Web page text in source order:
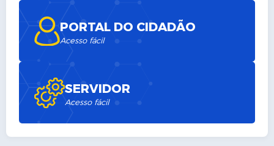
Ouvidoria
A Prefeitura
Legislação
Concursos
PSS Unificado 2025
PORTAL DO CIDADÃO
Acesso fácil
SERVIDOR
Acesso fácil